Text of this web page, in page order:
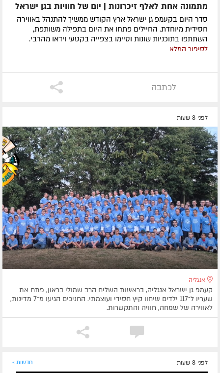
מתמונה אחת לאלף זיכרונות | יום של חוויות בגן ישראל
סדר היום בקעמפ גן ישראל ארץ הקודש ממשיך להתנהל באווירה
חסידית מיוחדת. החיילים פתחו את היום בתפילה משותפת,
השתתפו בתוכניות שונות וסיימו בצפייה בקטעי וידאו מהרבי.
לסיפור המלא
לכתבה
לפני 8 שעות
אנגליה
קעמפ גן ישראל אנגליה, בראשות השליח הרב שמולי בראון, פתח את
שעריו ל־117 ילדים שיחוו קיץ חסידי ועוצמתי. החניכים הגיעו מ־7 מדינות,
לאווירה של שמחה, חוויה והתקשרות.
לפני 8 שעות חדשות »